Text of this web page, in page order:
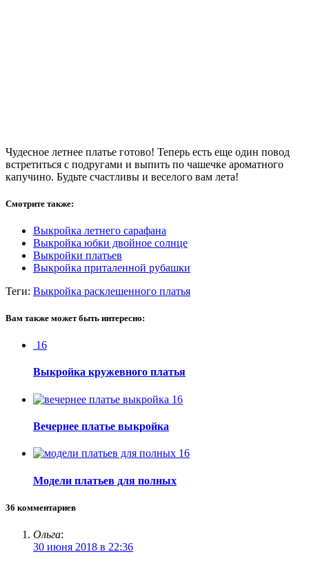
Чудесное летнее платье готово! Теперь есть еще один повод
встретиться с подругами и выпить по чашечке ароматного
капучино. Будьте счастливы и веселого вам лета!
Смотрите также:
Выкройка летнего сарафана
Выкройка юбки двойное солнце
Выкройки платьев
Выкройка приталенной рубашки
Теги: Выкройка расклешенного платья
Вам также может быть интересно:
16
Выкройка кружевного платья
16
Вечернее платье выкройка
16
Модели платьев для полных
36 комментариев
Ольга:
30 июня 2018 в 22:36